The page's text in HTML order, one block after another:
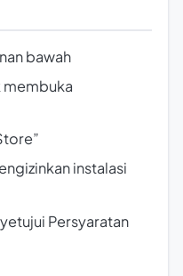
bawah
membuka
instalasi
Persyaratan